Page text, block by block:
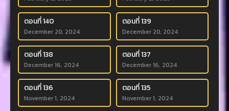
ตอนที่ 140
December 20, 2024
ตอนที่ 139
December 20, 2024
ตอนที่ 138
December 16, 2024
ตอนที่ 137
December 16, 2024
ตอนที่ 136
November 1, 2024
ตอนที่ 135
November 1, 2024